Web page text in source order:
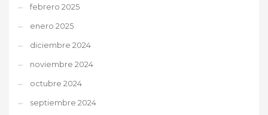
febrero 2025
enero 2025
diciembre 2024
noviembre 2024
octubre 2024
septiembre 2024